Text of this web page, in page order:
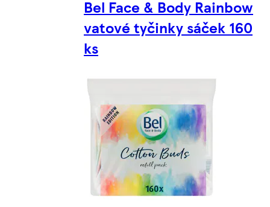
Bel Face & Body Rainbow
vatové tyčinky sáček 160
ks